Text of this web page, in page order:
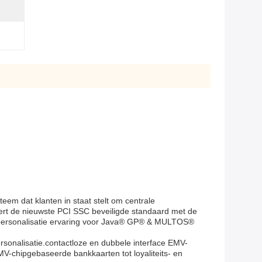
dat klanten in staat stelt om centrale
de nieuwste PCI SSC beveiligde standaard met de
ervaring voor Java® GP® & MULTOS®
en dubbele interface EMV-
chipgebaseerde bankkaarten tot loyaliteits- en